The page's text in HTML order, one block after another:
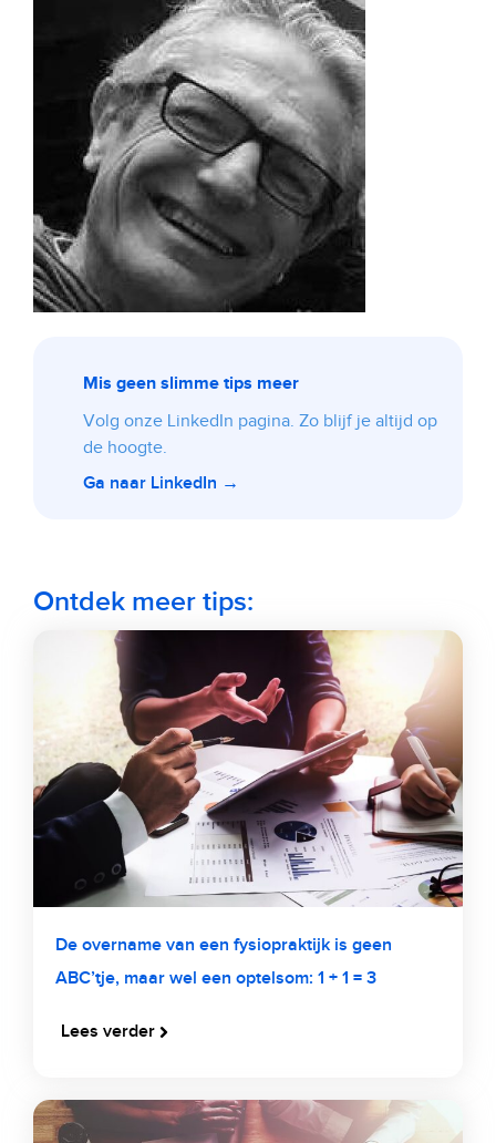
Mis geen slimme tips meer
Volg onze LinkedIn pagina. Zo blijf je altijd op
de hoogte.
Ga naar LinkedIn →
Ontdek meer tips:
De overname van een fysiopraktijk is geen
ABC’tje, maar wel een optelsom: 1 + 1 = 3
Lees verder